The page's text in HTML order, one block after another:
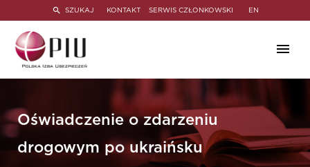
SZUKAJ KONTAKT SERWIS CZŁONKOWSKI EN
Oświadczenie o zdarzeniu
drogowym po ukraińsku